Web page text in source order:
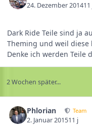
24. Dezember 201411
Dark Ride Teile sind ja
Theming und weil
Denke ich werden Teile
2 Wochen später...
Phlorian Team
2. Januar 201511 j